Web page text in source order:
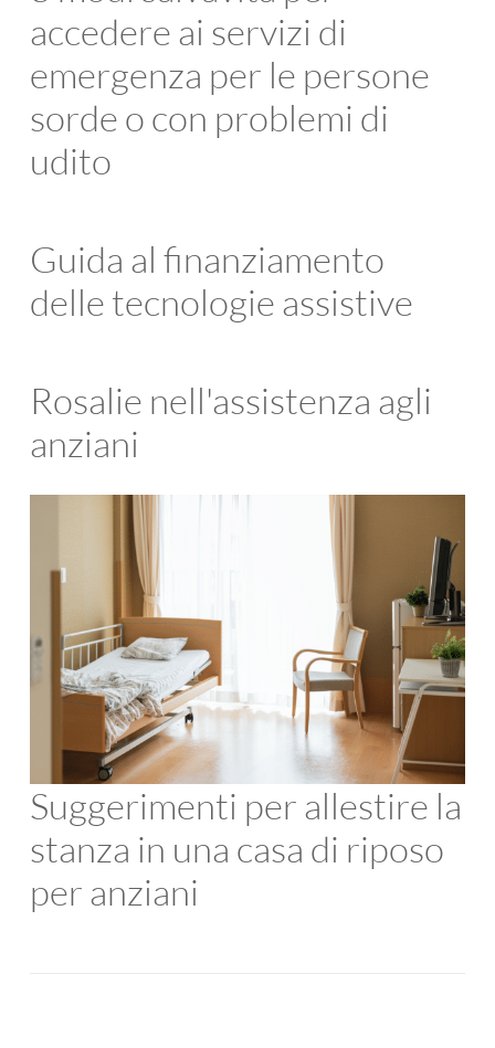
accedere ai servizi di
emergenza per le persone
sorde o con problemi di
udito
Guida al finanziamento
delle tecnologie assistive
Rosalie nell'assistenza agli
anziani
Suggerimenti per allestire la
stanza in una casa di riposo
per anziani